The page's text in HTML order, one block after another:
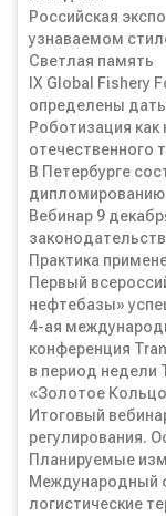
Российская
узнаваемом
Светлая память
IX Global Fishery
определены
Роботизация
отечественного
В Петербурге
дипломированию
Вебинар 9
Практика
Первый
нефтебазы»
4-ая
конференция
в период недели
«Золотое
Итоговый
регулирования.
Планируемые
Международный
логистические